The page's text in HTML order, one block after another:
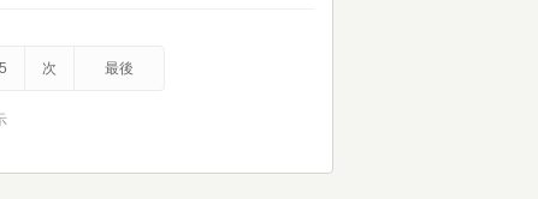
5 次 最後